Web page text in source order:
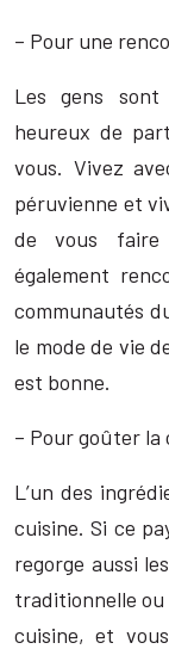
– Pour une
Les gens
heureux de
vous. Vivez
péruvienne et
de vous faire
également
communautés
le mode de vie
est bonne.
– Pour goûter la
L’un des
cuisine. Si ce
regorge aussi
traditionnelle ou
cuisine, et